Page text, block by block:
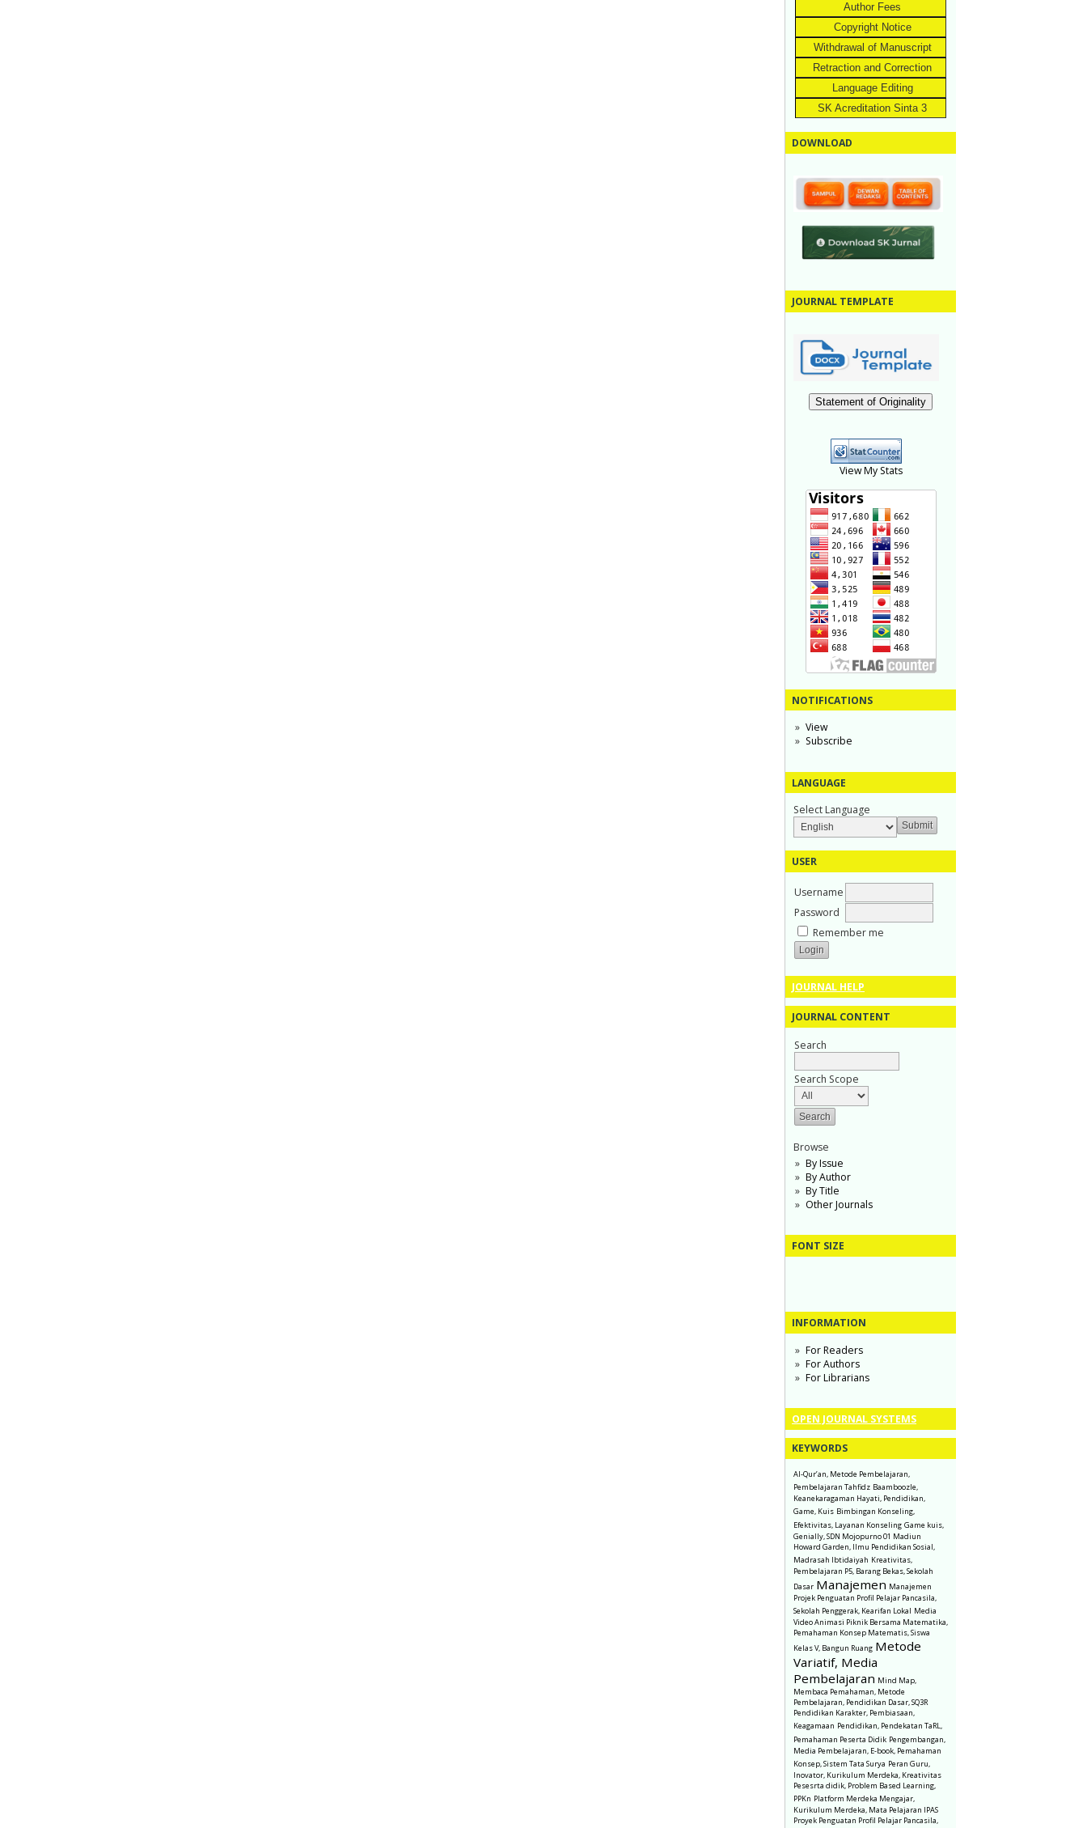
Author Fees
Copyright Notice
Withdrawal of Manuscript
Retraction and Correction
Language Editing
SK Acreditation Sinta 3
DOWNLOAD
JOURNAL TEMPLATE
Statement of Originality
View My Stats
NOTIFICATIONS
View
Subscribe
LANGUAGE
Select Language
USER
Username
Password
Remember me
JOURNAL HELP
JOURNAL CONTENT
Search
Search Scope
Browse
By Issue
By Author
By Title
Other Journals
FONT SIZE
INFORMATION
For Readers
For Authors
For Librarians
OPEN JOURNAL SYSTEMS
KEYWORDS
Al-Qur’an, Metode Pembelajaran,
Pembelajaran Tahfidz Baamboozle,
Keanekaragaman Hayati, Pendidikan,
Game, Kuis Bimbingan Konseling,
Efektivitas, Layanan Konseling Game kuis,
Genially, SDN Mojopurno 01 Madiun
Howard Garden, Ilmu Pendidikan Sosial,
Madrasah Ibtidaiyah Kreativitas,
Pembelajaran P5, Barang Bekas, Sekolah
Dasar Manajemen Manajemen
Projek Penguatan Profil Pelajar Pancasila,
Sekolah Penggerak, Kearifan Lokal Media
Video Animasi Piknik Bersama Matematika,
Pemahaman Konsep Matematis, Siswa
Kelas V, Bangun Ruang Metode
Variatif, Media
Pembelajaran Mind Map,
Membaca Pemahaman, Metode
Pembelajaran, Pendidikan Dasar, SQ3R
Pendidikan Karakter, Pembiasaan,
Keagamaan Pendidikan, Pendekatan TaRL,
Pemahaman Peserta Didik Pengembangan,
Media Pembelajaran, E-book, Pemahaman
Konsep, Sistem Tata Surya Peran Guru,
Inovator, Kurikulum Merdeka, Kreativitas
Pesesrta didik, Problem Based Learning,
PPKn Platform Merdeka Mengajar,
Kurikulum Merdeka, Mata Pelajaran IPAS
Proyek Penguatan Profil Pelajar Pancasila,